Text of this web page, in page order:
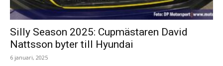
Silly Season 2025: Cupmästaren David
Nattsson byter till Hyundai
6 januari, 2025